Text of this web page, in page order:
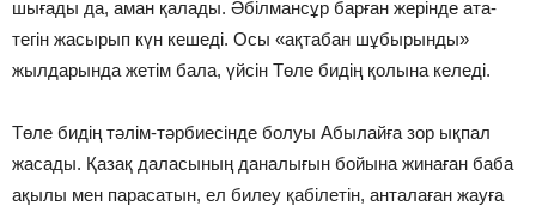
шығады да, аман қалады. Әбілмансұр барған жерінде ата-
тегін жасырып күн кешеді. Осы «ақтабан шұбырынды»
жылдарында жетім бала, үйсін Төле бидің қолына келеді.
Төле бидің тәлім-тәрбиесінде болуы Абылайға зор ықпал
жасады. Қазақ даласының даналығын бойына жинаған баба
ақылы мен парасатын, ел билеу қабілетін, анталаған жауға